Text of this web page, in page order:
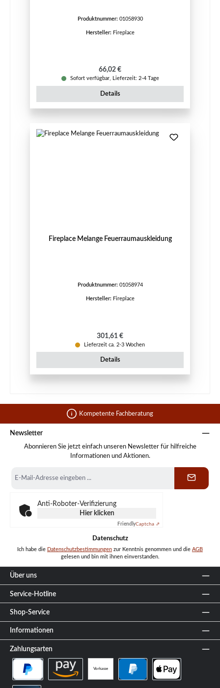
Produktnummer: 01058930
Hersteller: Fireplace
Regulärer Preis:
66,02 €
Sofort verfügbar, Lieferzeit: 2-4 Tage
Details
Fireplace Melange Feuerraumauskleidung
Produktnummer: 01058974
Hersteller: Fireplace
Regulärer Preis:
301,61 €
Lieferzeit ca. 2-3 Wochen
Details
Kompetente Fachberatung
Newsletter
Abonnieren Sie jetzt einfach unseren Newsletter für hilfreiche
Informationen und Aktionen.
Mail-
Anti-Roboter-Verifizierung
Hier klicken
FriendlyCaptcha ⇗
Datenschutz
Ich habe die Datenschutzbestimmungen zur Kenntnis genommen und die AGB
gelesen und bin mit ihnen einverstanden.
Über uns
Service-Hotline
Shop-Service
Informationen
Zahlungsarten
Vorkasse
PayPal Später Bezahlen